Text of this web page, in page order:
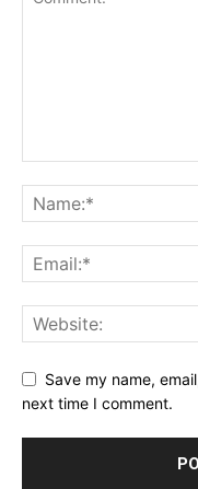
Save my name,
next time I comment.